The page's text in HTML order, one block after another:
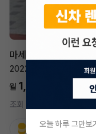
마세라티 르반떼
2022년
2.0 Hybrid GT
월 1,697,700 24
조회 740
지원금31,860,000
오늘 하루 그만보기